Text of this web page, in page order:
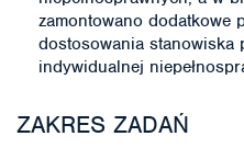
zamontowano dodatkowe
dostosowania stanowiska
indywidualnej
ZAKRES ZADAŃ